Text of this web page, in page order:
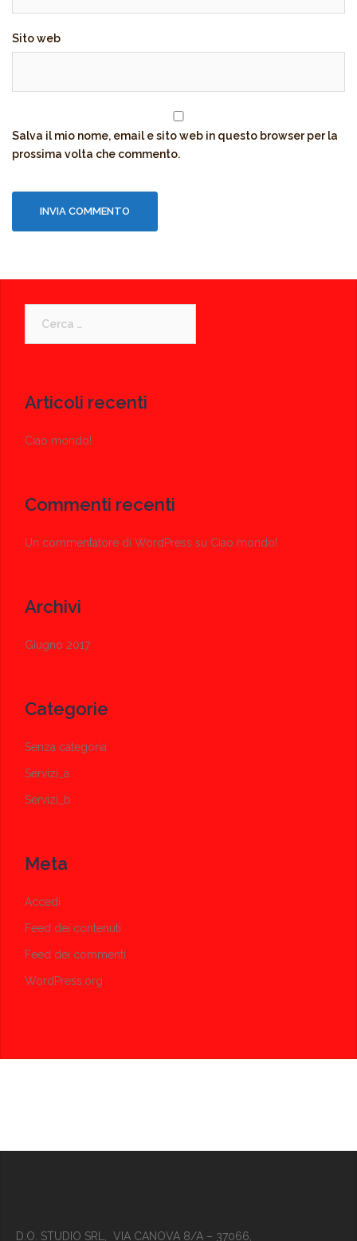
Sito web
Salva il mio nome, email e sito web in questo browser per la
prossima volta che commento.
per:
Articoli recenti
Ciao mondo!
Commenti recenti
Un commentatore di WordPress su Ciao mondo!
Archivi
Giugno 2017
Categorie
Senza categoria
Servizi_a
Servizi_b
Meta
Accedi
Feed dei contenuti
Feed dei commenti
WordPress.org
D.O. STUDIO SRL, VIA CANOVA 8/A – 37066,